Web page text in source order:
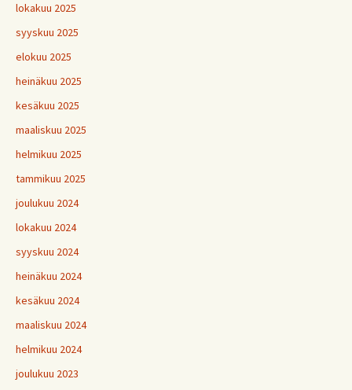
lokakuu 2025
syyskuu 2025
elokuu 2025
heinäkuu 2025
kesäkuu 2025
maaliskuu 2025
helmikuu 2025
tammikuu 2025
joulukuu 2024
lokakuu 2024
syyskuu 2024
heinäkuu 2024
kesäkuu 2024
maaliskuu 2024
helmikuu 2024
joulukuu 2023